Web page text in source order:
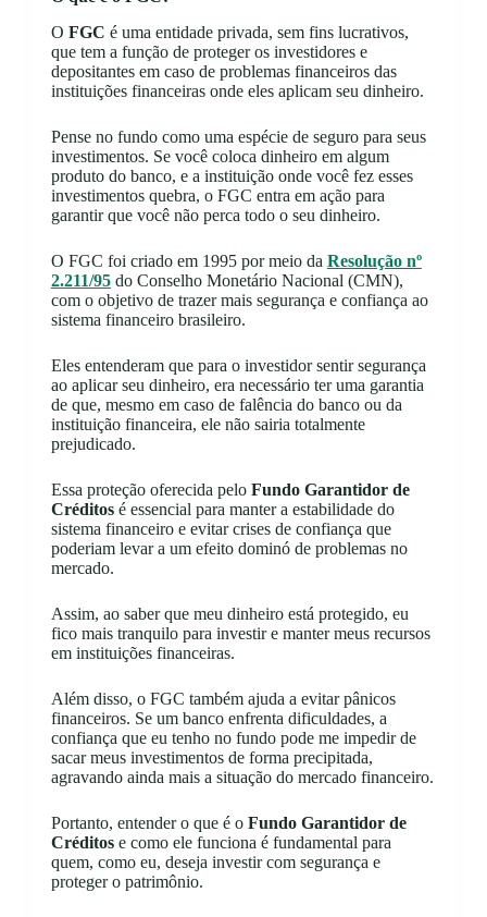
O FGC é uma entidade privada, sem fins lucrativos,
que tem a função de proteger os investidores e
depositantes em caso de problemas financeiros das
instituições financeiras onde eles aplicam seu dinheiro.
Pense no fundo como uma espécie de seguro para seus
investimentos. Se você coloca dinheiro em algum
produto do banco, e a instituição onde você fez esses
investimentos quebra, o FGC entra em ação para
garantir que você não perca todo o seu dinheiro.
O FGC foi criado em 1995 por meio da Resolução nº
2.211/95do Conselho Monetário Nacional (CMN),
com o objetivo de trazer mais segurança e confiança ao
sistema financeiro brasileiro.
Eles entenderam que para o investidor sentir segurança
ao aplicar seu dinheiro, era necessário ter uma garantia
de que, mesmo em caso de falência do banco ou da
instituição financeira, ele não sairia totalmente
prejudicado.
Essa proteção oferecida pelo Fundo Garantidor de
Créditosé essencial para manter a estabilidade do
sistema financeiro e evitar crises de confiança que
poderiam levar a um efeito dominó de problemas no
mercado.
Assim, ao saber que meu dinheiro está protegido, eu
fico mais tranquilo para investir e manter meus recursos
em instituições financeiras.
Além disso, o FGC também ajuda a evitar pânicos
financeiros. Se um banco enfrenta dificuldades, a
confiança que eu tenho no fundo pode me impedir de
sacar meus investimentos de forma precipitada,
agravando ainda mais a situação do mercado financeiro.
Portanto, entender o que é o Fundo Garantidor de
Créditose como ele funciona é fundamental para
quem, como eu, deseja investir com segurança e
proteger o patrimônio.